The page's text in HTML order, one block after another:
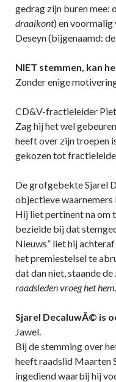
gedrag zijn buren mee:
draaikont) en
Deseyn (bijgenaamd: de
NIET stemmen, kan
Zonder enige
CD&V-fractieleider
Zag hij het wel
heeft over zijn troepen
gekozen tot
De grofgebekte Sjarel
objectieve waarnemers
Hij liet pertinent na om
bezielde bij dat
Nieuws” liet hij
het premiestelsel te
dat dan niet, staande
raadsleden vroeg het
Sjarel DecaluwÃ© is
Jawel.
Bij de stemming over
heeft raadslid Maarten
ingediend waarbij hij